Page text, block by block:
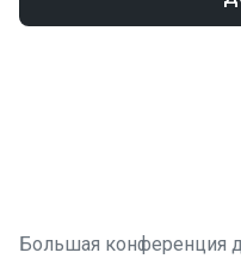
Большая конференция